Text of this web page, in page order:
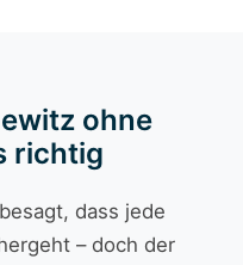
ohne
richtig
dass jede
– doch der